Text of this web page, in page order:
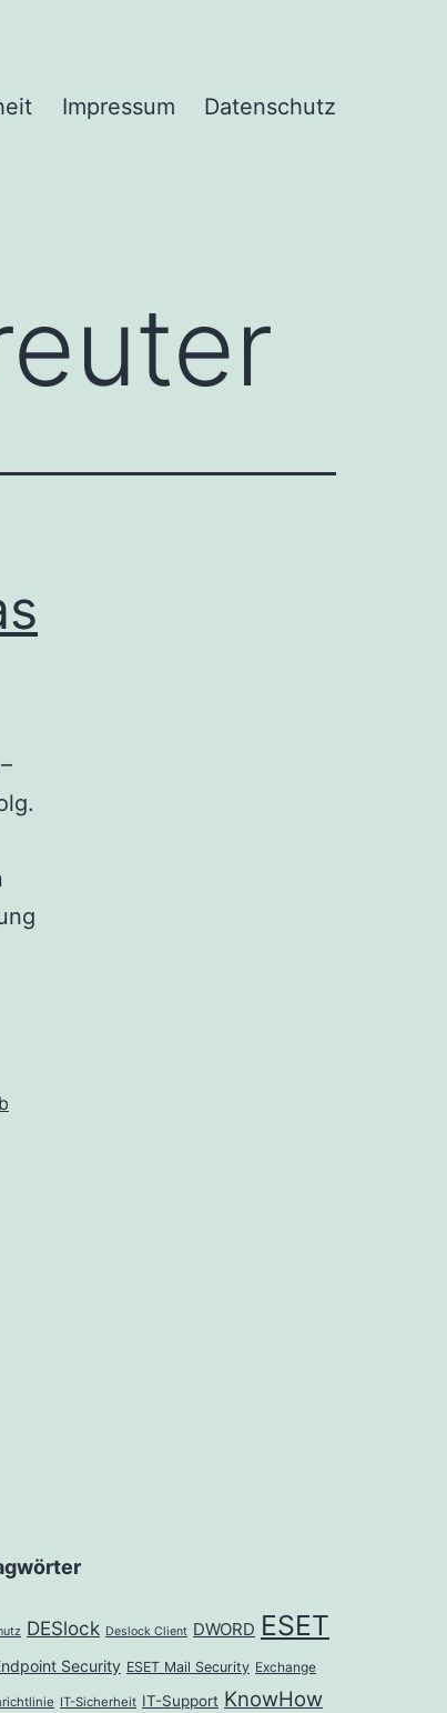
Impressum Datenschutz
DESlock Deslock Client DWORD ESET
Security ESET Mail Security Exchange
IT-Sicherheit IT-Support KnowHow